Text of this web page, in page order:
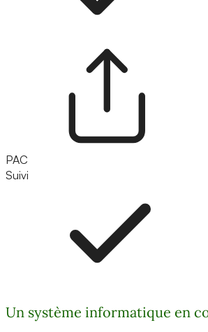
PAC
Suivi
Un système informatique en